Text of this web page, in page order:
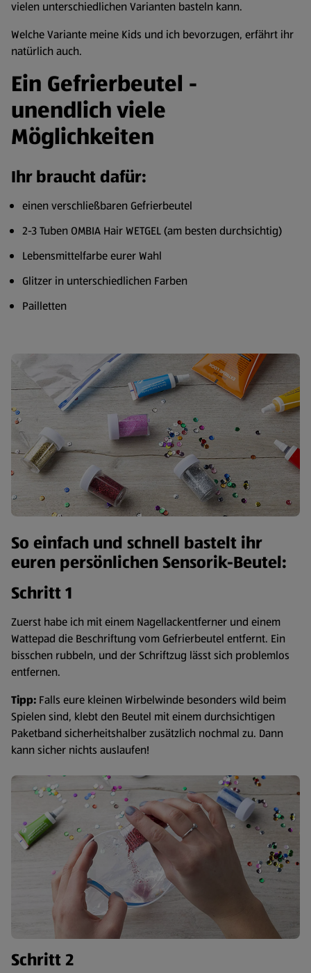
vielen unterschiedlichen Varianten basteln kann.
Welche Variante meine Kids und ich bevorzugen, erfährt ihr
natürlich auch.
Ein Gefrierbeutel -
unendlich viele
Möglichkeiten
Ihr braucht dafür:
einen verschließbaren Gefrierbeutel
2-3 Tuben OMBIA Hair WETGEL (am besten durchsichtig)
Lebensmittelfarbe eurer Wahl
Glitzer in unterschiedlichen Farben
Pailletten
So einfach und schnell bastelt ihr
euren persönlichen Sensorik-Beutel:
Schritt 1
Zuerst habe ich mit einem Nagellackentferner und einem
Wattepad die Beschriftung vom Gefrierbeutel entfernt. Ein
bisschen rubbeln, und der Schriftzug lässt sich problemlos
entfernen.
Tipp: Falls eure kleinen Wirbelwinde besonders wild beim
Spielen sind, klebt den Beutel mit einem durchsichtigen
Paketband sicherheitshalber zusätzlich nochmal zu. Dann
kann sicher nichts auslaufen!
Schritt 2